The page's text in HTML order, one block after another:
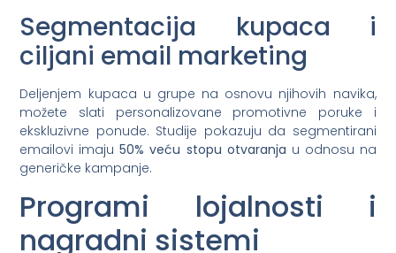
Segmentacija kupaca i
ciljani email marketing
Deljenjem kupaca u grupe na osnovu njihovih navika,
možete slati personalizovane promotivne poruke i
ekskluzivne ponude. Studije pokazuju da segmentirani
emailovi imaju50% veću stopu otvaranja u odnosu na
generičke kampanje.
Programi lojalnosti i
nagradni sistemi